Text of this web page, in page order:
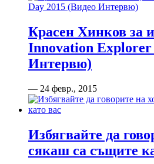
Красен Хинков за
Innovation Explorer
Интервю)
— 24 февр., 2015
Избягвайте да
сякаш са същите